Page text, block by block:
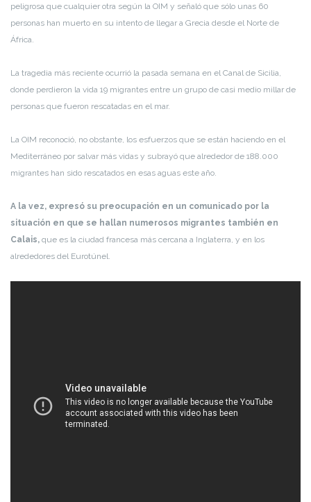
peligrosa que cualquier otra según la OIM y señaló que sólo unas 60
personas han muerto en su intento de llegar a Grecia desde el Norte de
África.
La tragedia más reciente ocurrió la pasada semana en el Canal de Sicilia,
donde perdieron la vida 19 migrantes entre un grupo de casi medio millar de
personas que fueron rescatadas en el mar.
La OIM reconoció, no obstante, los esfuerzos que se están haciendo en el
Mediterráneo por salvar más vidas y subrayó que alrededor de 188.000
migrantes han sido rescatados en esas aguas este año.
A la vez, expresó su preocupación en un comunicado por la
situación en que se hallan numerosos migrantes también en
Calais, que es la ciudad francesa más cercana a Inglaterra, y en los
alrededores del Eurotúnel.